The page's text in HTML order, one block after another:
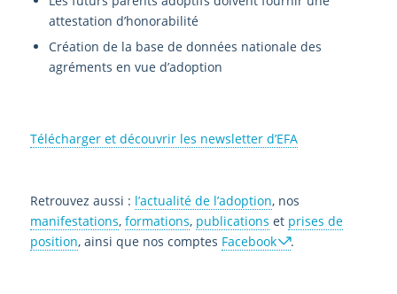
attestation d’honorabilité
Création de la base de données nationale des
agréments en vue d’adoption
Télécharger et découvrir les newsletter d’EFA
Retrouvez aussi : l’actualité de l’adoption, nos
manifestations, formations, publications et prises de
position, ainsi que nos comptes Facebook .